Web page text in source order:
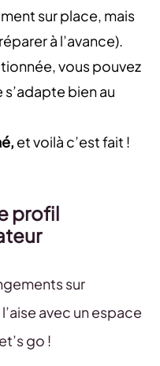
sur place, mais
à l’avance).
vous pouvez
bien au
et voilà c’est fait !
profil
sur
avec un espace
go !